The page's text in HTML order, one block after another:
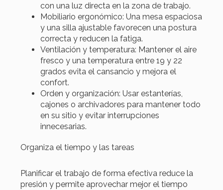
con una luz directa en la zona de trabajo.
Mobiliario ergonómico: Una mesa espaciosa
y una silla ajustable favorecen una postura
correcta y reducen la fatiga.
Ventilación y temperatura: Mantener el aire
fresco y una temperatura entre 19 y 22
grados evita el cansancio y mejora el
confort.
Orden y organización: Usar estanterías,
cajones o archivadores para mantener todo
en su sitio y evitar interrupciones
innecesarias.
Organiza el tiempo y las tareas
Planificar el trabajo de forma efectiva reduce la
presión y permite aprovechar mejor el tiempo